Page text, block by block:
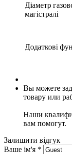
Діаметр
магістралі
Додаткові
Вы можете
товару или
Наши
вам помогут.
Залишити відгук
Ваше ім'я *